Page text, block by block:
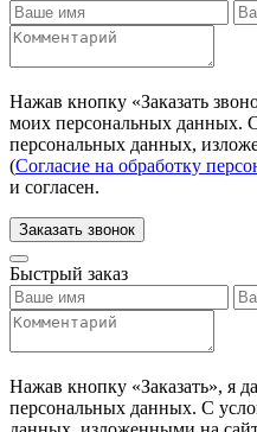
Нажав кнопку «Заказать
моих персональных данных.
персональных данных,
(Согласие на обработку
и согласен.
Заказать звонок
Быстрый заказ
Нажав кнопку «Заказать», я
персональных данных. С